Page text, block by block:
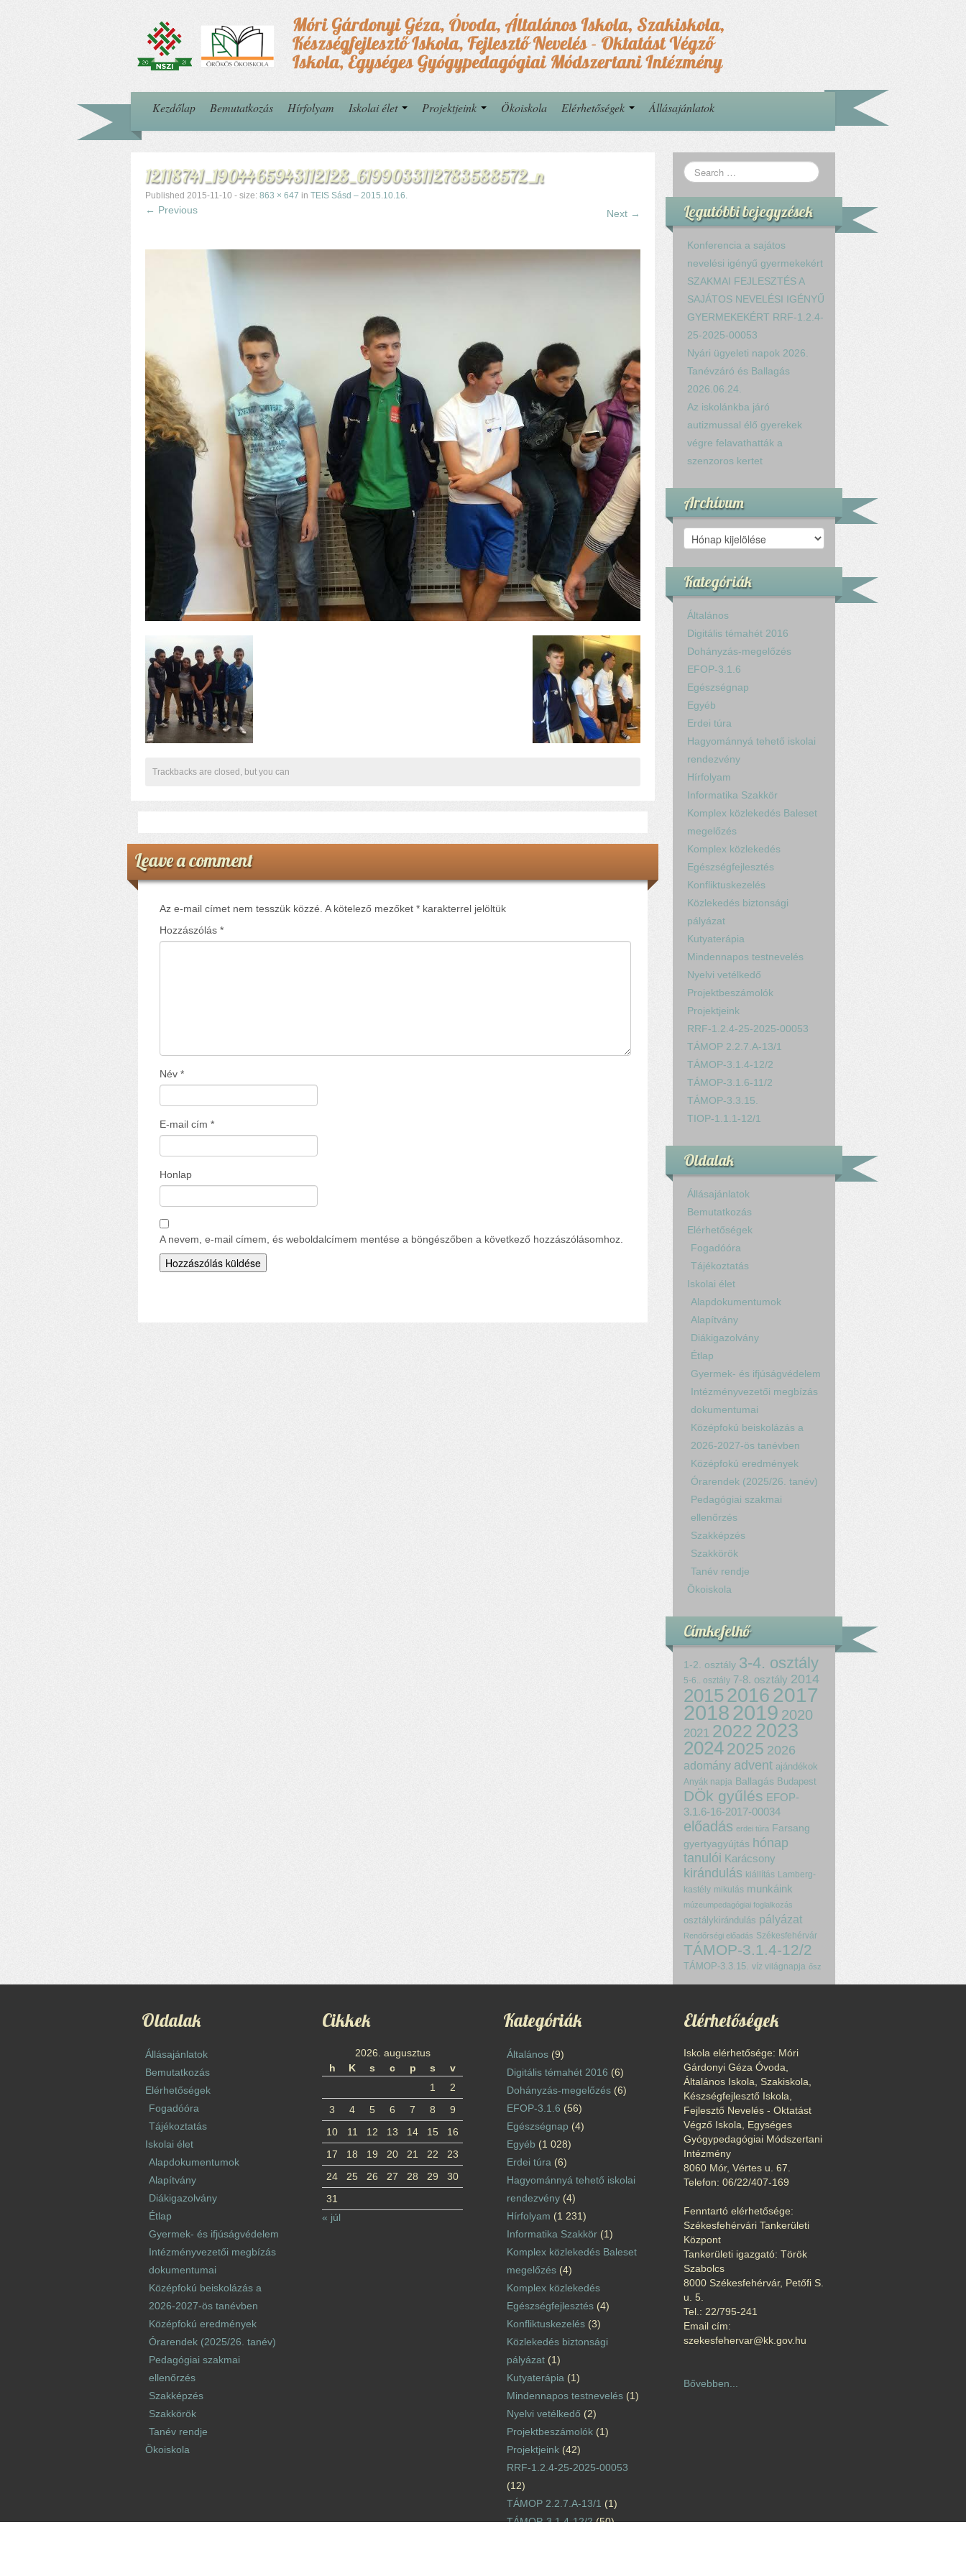
Kezdőlap Bemutatkozás Hírfolyam Iskolai élet Projektjeink Ökoiskola Elérhetőségek Állásajánlatok
12118741_1904465943112128_6199033112783588572_n
Published 2015-11-10 - size: 863 × 647 in TEIS Sásd – 2015.10.16.
← Previous Next →
Trackbacks are closed, but you can
Leave a comment
Az e-mail címet nem tesszük közzé. A kötelező mezőket * karakterrel jelöltük
Hozzászólás *
Név *
E-mail cím *
Honlap
A nevem, e-mail címem, és weboldalcímem mentése a böngészőben a következő hozzászólásomhoz.
Legutóbbi bejegyzések
Konferencia a sajátos
nevelési igényű gyermekekért
SZAKMAI FEJLESZTÉS A
SAJÁTOS NEVELÉSI IGÉNYŰ
GYERMEKEKÉRT RRF-1.2.4-
25-2025-00053
Nyári ügyeleti napok 2026.
Tanévzáró és Ballagás
2026.06.24.
Az iskolánkba járó
autizmussal élő gyerekek
végre felavathatták a
szenzoros kertet
Archívum
Archívum
Kategóriák
Általános
Digitális témahét 2016
Dohányzás-megelőzés
EFOP-3.1.6
Egészségnap
Egyéb
Erdei túra
Hagyománnyá tehető iskolai
rendezvény
Hírfolyam
Informatika Szakkör
Komplex közlekedés Baleset
megelőzés
Komplex közlekedés
Egészségfejlesztés
Konfliktuskezelés
Közlekedés biztonsági
pályázat
Kutyaterápia
Mindennapos testnevelés
Nyelvi vetélkedő
Projektbeszámolók
Projektjeink
RRF-1.2.4-25-2025-00053
TÁMOP 2.2.7.A-13/1
TÁMOP-3.1.4-12/2
TÁMOP-3.1.6-11/2
TÁMOP-3.3.15.
TIOP-1.1.1-12/1
Oldalak
Állásajánlatok
Bemutatkozás
Elérhetőségek
Fogadóóra
Tájékoztatás
Iskolai élet
Alapdokumentumok
Alapítvány
Diákigazolvány
Étlap
Gyermek- és ifjúságvédelem
Intézményvezetői megbízás
dokumentumai
Középfokú beiskolázás a
2026-2027-ös tanévben
Középfokú eredmények
Órarendek (2025/26. tanév)
Pedagógiai szakmai
ellenőrzés
Szakképzés
Szakkörök
Tanév rendje
Ökoiskola
Címkefelhő
1-2. osztály 3-4. osztály
5-6.. osztály 7-8. osztály 2014
2015 2016 2017
20182019 2020
2021 2022 2023
20242025 2026
adomány advent ajándékok
Anyák napja Ballagás Budapest
DÖk gyűlés EFOP-
3.1.6-16-2017-00034
előadás erdei túra Farsang
gyertyagyújtás hónap
tanulói Karácsony
kirándulás kiállítás Lamberg-
kastély mikulás munkáink
múzeumpedagógiai foglalkozás
osztálykirándulás pályázat
Rendőrségi előadás Székesfehérvár
TÁMOP-3.1.4-12/2
TÁMOP-3.3.15. víz világnapja ősz
Oldalak
Állásajánlatok
Bemutatkozás
Elérhetőségek
Fogadóóra
Tájékoztatás
Iskolai élet
Alapdokumentumok
Alapítvány
Diákigazolvány
Étlap
Gyermek- és ifjúságvédelem
Intézményvezetői megbízás
dokumentumai
Középfokú beiskolázás a
2026-2027-ös tanévben
Középfokú eredmények
Órarendek (2025/26. tanév)
Pedagógiai szakmai
ellenőrzés
Szakképzés
Szakkörök
Tanév rendje
Ökoiskola
Cikkek
2026. augusztus
h
K s c p s
v
1
2
3
4 5 6 7 8
9
10
11 12 13 14 15
16
17
18 19 20 21 22
23
24
25 26 27 28 29
30
31
« júl
Kategóriák
Általános(9)
Digitális témahét 2016 (6)
Dohányzás-megelőzés(6)
EFOP-3.1.6 (56)
Egészségnap (4)
Egyéb (1 028)
Erdei túra(6)
Hagyománnyá tehető iskolai
rendezvény(4)
Hírfolyam (1 231)
Informatika Szakkör(1)
Komplex közlekedés Baleset
megelőzés(4)
Komplex közlekedés
Egészségfejlesztés(4)
Konfliktuskezelés(3)
Közlekedés biztonsági
pályázat(1)
Kutyaterápia(1)
Mindennapos testnevelés(1)
Nyelvi vetélkedő (2)
Projektbeszámolók(1)
Projektjeink(42)
RRF-1.2.4-25-2025-00053
(12)
TÁMOP 2.2.7.A-13/1 (1)
TÁMOP-3.1.4-12/2(50)
Elérhetőségek
Iskola elérhetősége: Móri
Gárdonyi Géza Óvoda,
Általános Iskola, Szakiskola,
Készségfejlesztő Iskola,
Fejlesztő Nevelés - Oktatást
Végző Iskola, Egységes
Gyógypedagógiai Módszertani
Intézmény
8060 Mór, Vértes u. 67.
Telefon: 06/22/407-169
Fenntartó elérhetősége:
Székesfehérvári Tankerületi
Központ
Tankerületi igazgató: Török
Szabolcs
8000 Székesfehérvár, Petőfi S.
u. 5.
Tel.: 22/795-241
Email cím:
szekesfehervar@kk.gov.hu
Bővebben...